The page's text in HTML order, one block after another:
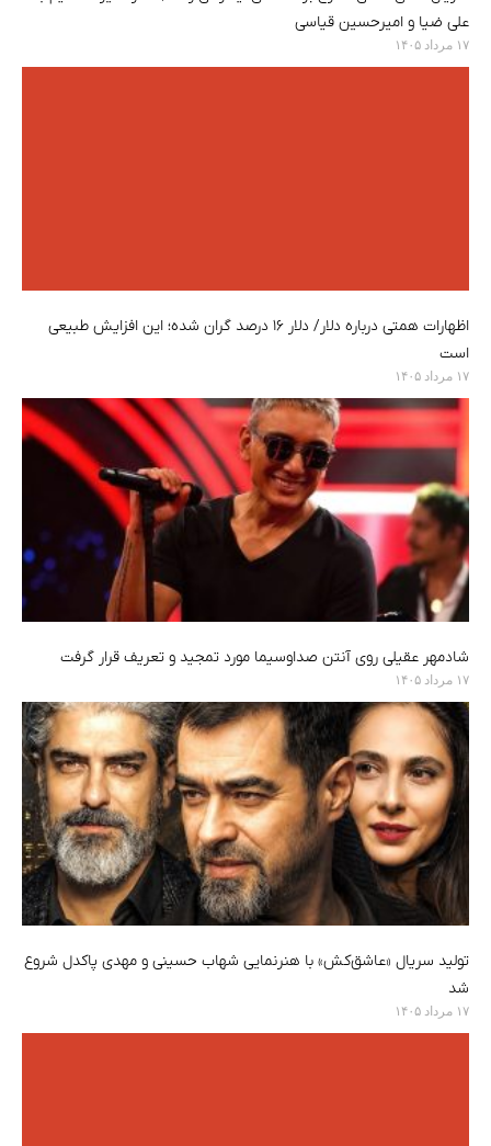
علی ضیا و امیرحسین قیاسی
۱۷ مرداد ۱۴۰۵
اظهارات همتی درباره دلار/ دلار ۱۶ درصد گران شده؛ این افزایش طبیعی
است
۱۷ مرداد ۱۴۰۵
شادمهر عقیلی روی آنتن صداوسیما مورد تمجید و تعریف قرار گرفت
۱۷ مرداد ۱۴۰۵
تولید سریال «عاشق‌کش» با هنرنمایی شهاب حسینی و مهدی پاکدل شروع
شد
۱۷ مرداد ۱۴۰۵